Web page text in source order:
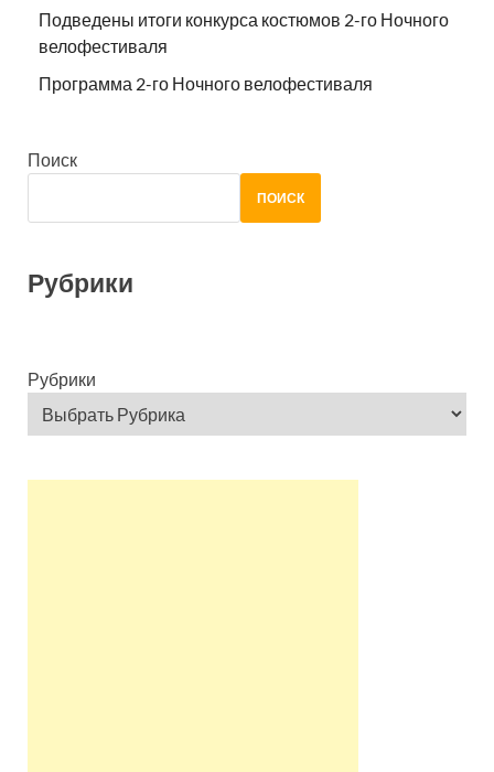
Подведены итоги конкурса костюмов 2-го Ночного
велофестиваля
Программа 2-го Ночного велофестиваля
Поиск
ПОИСК
Рубрики
Рубрики